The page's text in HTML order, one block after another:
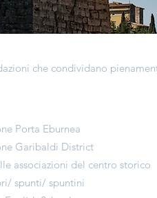
che condividano
Porta Eburnea
Garibaldi District
associazioni del centro storico
spunti/ spuntini